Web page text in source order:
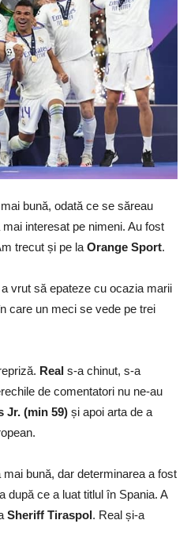
bună, odată ce se săreau
interesat pe nimeni. Au fost
trecut și pe la Orange Sport.
vrut să epateze cu ocazia marii
care un meci se vede pe trei
Real s-a chinut, s-a
de comentatori nu ne-au
Jr. (min 59) și apoi arta de a
bună, dar determinarea a fost
după ce a luat titlul în Spania. A
Sheriff Tiraspol. Real și-a